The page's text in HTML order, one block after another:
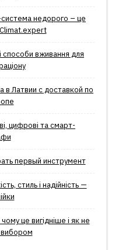
система недорого – це
способи вживання для
в Латвии с доставкой по
цифрові та смарт-
первый инструмент
стиль і надійність —
це вигідніше і як не